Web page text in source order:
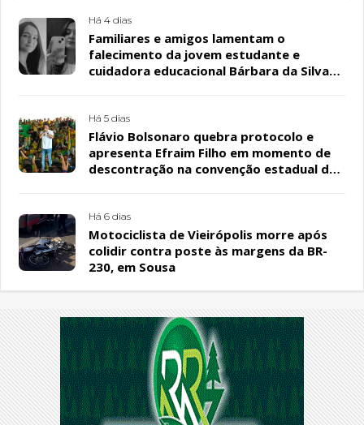
Há 4 dias
Familiares e amigos lamentam o
falecimento da jovem estudante e
cuidadora educacional Bárbara da Silva
Há 5 dias
Flávio Bolsonaro quebra protocolo e
apresenta Efraim Filho em momento de
descontração na convenção estadual do
Há 6 dias
Motociclista de Vieirópolis morre após
colidir contra poste às margens da BR-
230, em Sousa